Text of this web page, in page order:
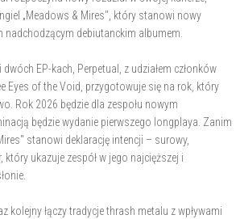
„Meadows & Mires", który stanowi nowy
nadchodzącym debiutanckim albumem.
EP-kach, Perpetual, z udziałem członków
Eyes of the Void, przygotowuje się na rok, który
Rok 2026 będzie dla zespołu nowym
będzie wydanie pierwszego longplaya. Zanim
stanowi deklarację intencji – surowy,
ukazuje zespół w jego najcięższej i
kolejny łączy tradycje thrash metalu z wpływami